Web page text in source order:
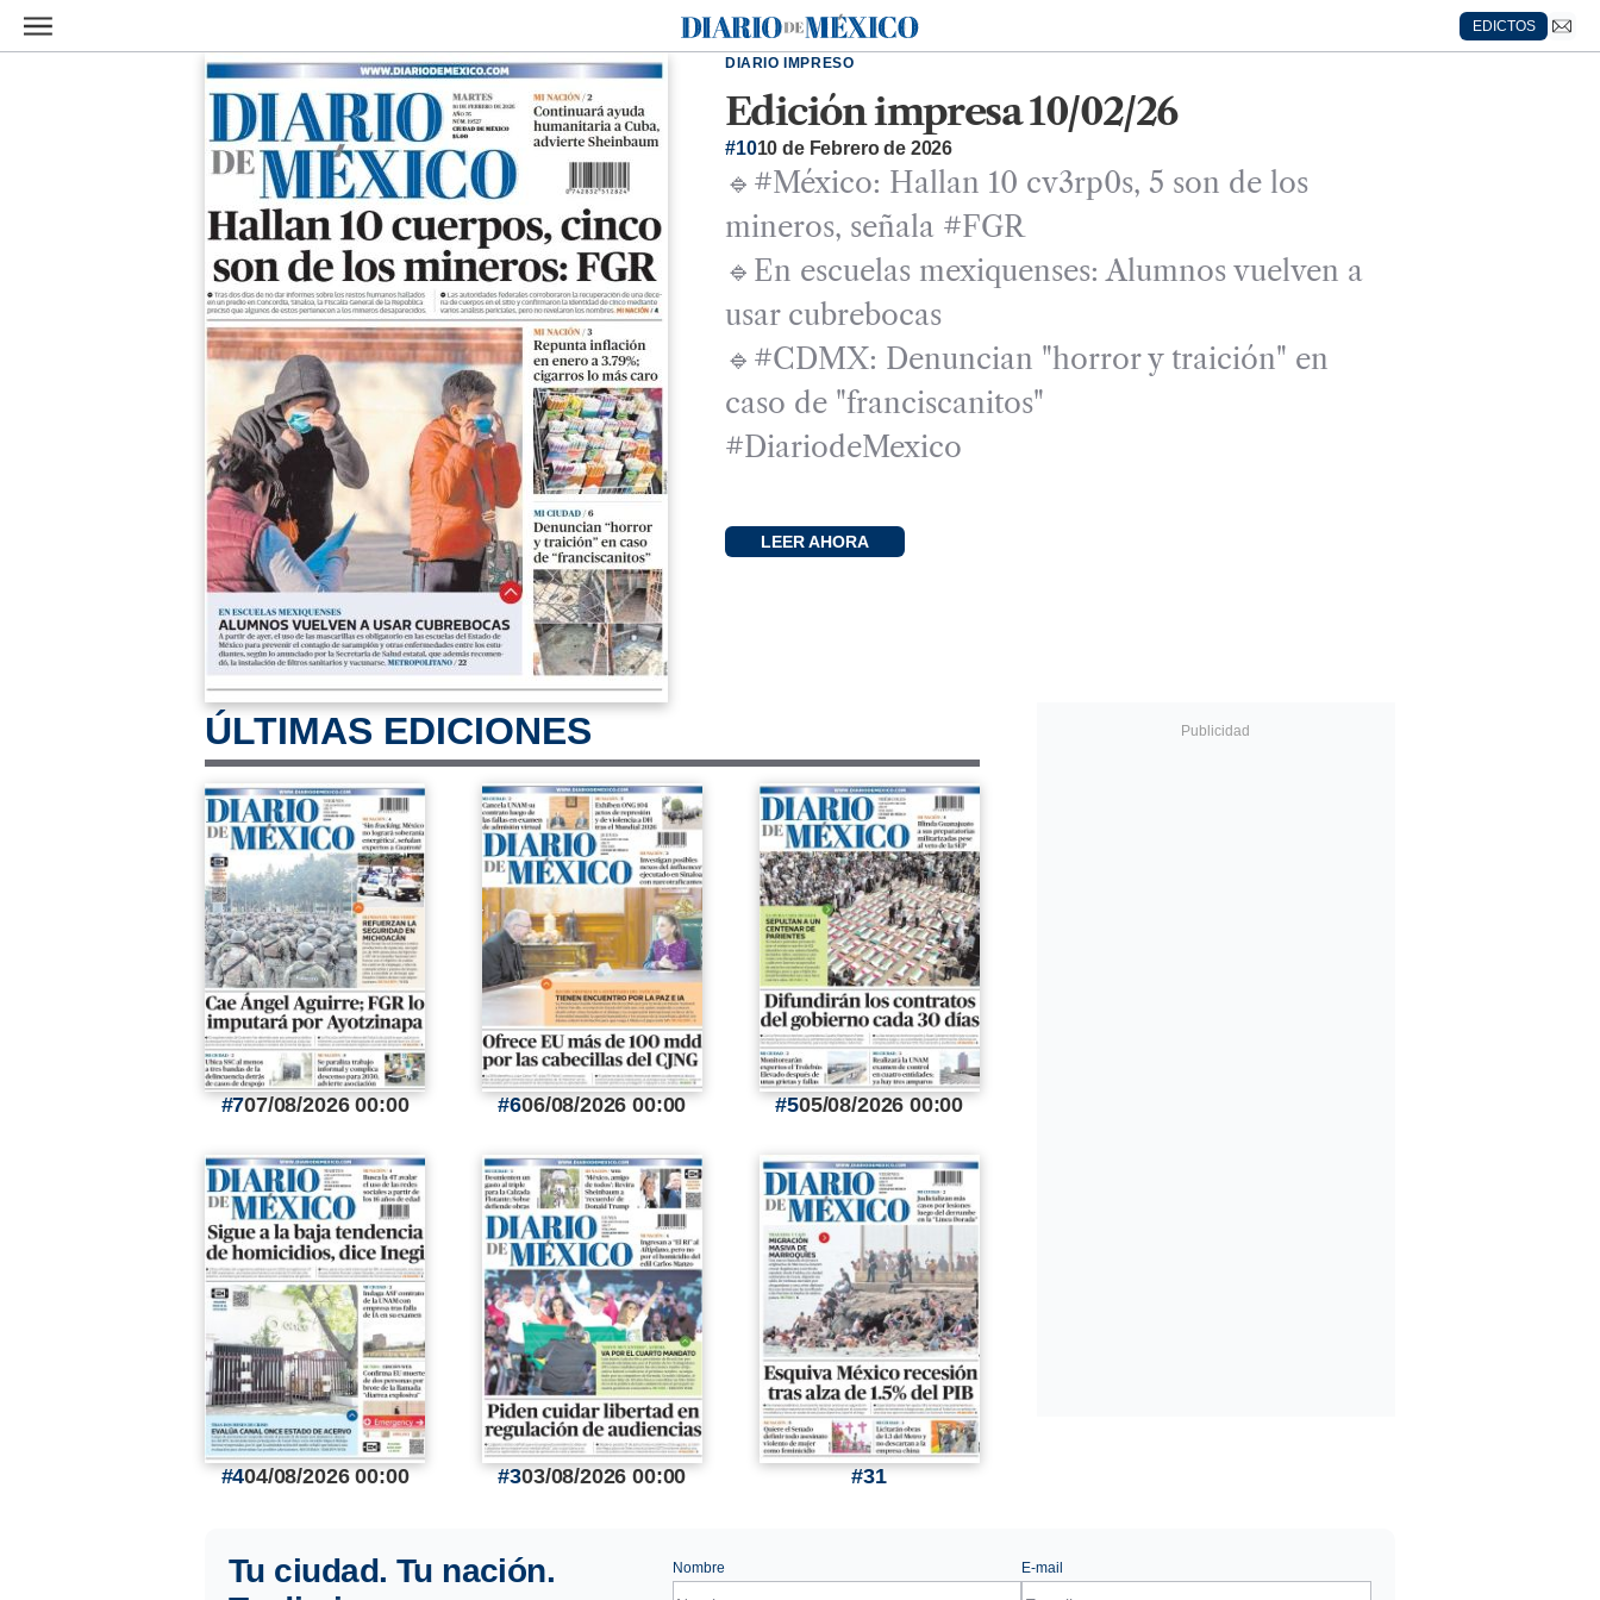
Ir al contenido principal
Diario de México
EDICTOS
DIARIO IMPRESO
Edición impresa 10/02/26
#1010 de Febrero de 2026
🔹#México: Hallan 10 cv3rp0s, 5 son de los
mineros, señala #FGR
🔹En escuelas mexiquenses: Alumnos vuelven a
usar cubrebocas
🔹#CDMX: Denuncian "horror y traición" en
caso de "franciscanitos"
#DiariodeMexico
LEER AHORA
ÚLTIMAS EDICIONES
707/08/2026 00:00 606/08/2026 00:00 505/08/2026 00:00
404/08/2026 00:00 303/08/2026 00:00 31
Tu ciudad. Tu nación.
Nombre E-mail